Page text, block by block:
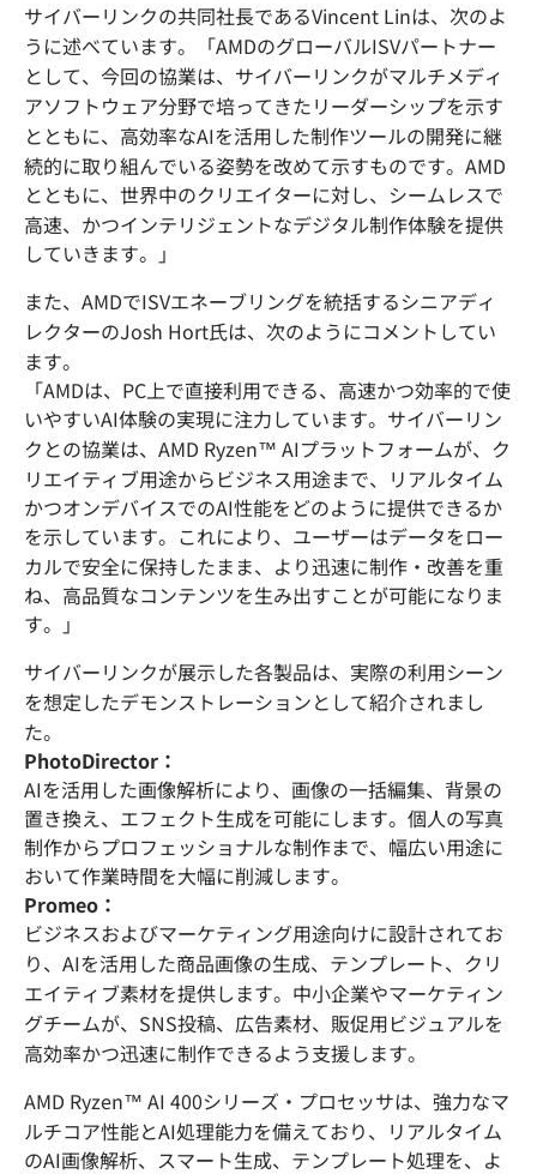
サイバーリンクの共同社長であるVincent Linは、次のよ
うに述べています。「AMDのグローバルISVパートナー
として、今回の協業は、サイバーリンクがマルチメディ
アソフトウェア分野で培ってきたリーダーシップを示す
とともに、高効率なAIを活用した制作ツールの開発に継
続的に取り組んでいる姿勢を改めて示すものです。AMD
とともに、世界中のクリエイターに対し、シームレスで
高速、かつインテリジェントなデジタル制作体験を提供
していきます。」
また、AMDでISVエネーブリングを統括するシニアディ
レクターのJosh Hort氏は、次のようにコメントしてい
ます。
「AMDは、PC上で直接利用できる、高速かつ効率的で使
いやすいAI体験の実現に注力しています。サイバーリン
クとの協業は、AMD Ryzen™ AIプラットフォームが、ク
リエイティブ用途からビジネス用途まで、リアルタイム
かつオンデバイスでのAI性能をどのように提供できるか
を示しています。これにより、ユーザーはデータをロー
カルで安全に保持したまま、より迅速に制作・改善を重
ね、高品質なコンテンツを生み出すことが可能になりま
す。」
サイバーリンクが展示した各製品は、実際の利用シーン
を想定したデモンストレーションとして紹介されまし
た。
PhotoDirector：
AIを活用した画像解析により、画像の一括編集、背景の
置き換え、エフェクト生成を可能にします。個人の写真
制作からプロフェッショナルな制作まで、幅広い用途に
おいて作業時間を大幅に削減します。
Promeo：
ビジネスおよびマーケティング用途向けに設計されてお
り、AIを活用した商品画像の生成、テンプレート、クリ
エイティブ素材を提供します。中小企業やマーケティン
グチームが、SNS投稿、広告素材、販促用ビジュアルを
高効率かつ迅速に制作できるよう支援します。
AMD Ryzen™ AI 400シリーズ・プロセッサは、強力なマ
ルチコア性能とAI処理能力を備えており、リアルタイム
のAI画像解析、スマート生成、テンプレート処理を、よ